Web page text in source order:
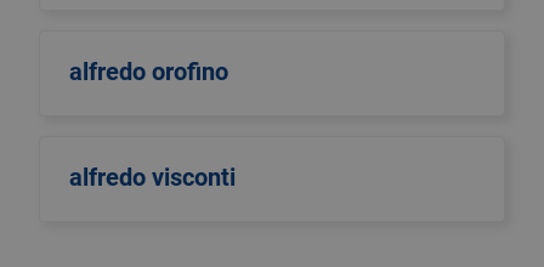
alfredo orofino
alfredo visconti